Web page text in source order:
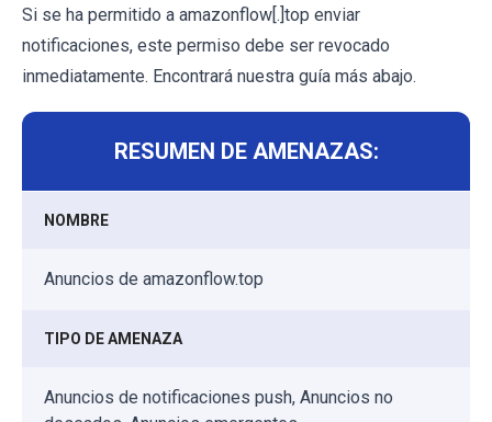
Si se ha permitido a amazonflow[.]top enviar
notificaciones, este permiso debe ser revocado
inmediatamente. Encontrará nuestra guía más abajo.
RESUMEN DE AMENAZAS:
NOMBRE
Anuncios de amazonflow.top
TIPO DE AMENAZA
Anuncios de notificaciones push, Anuncios no